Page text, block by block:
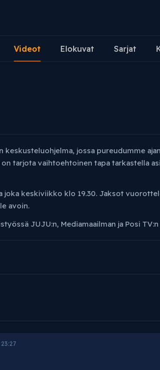
Videot Elokuvat Sarjat
keskusteluohjelma, jossa pureudumme
tarjota vaihtoehtoinen tapa tarkastella
joka keskiviikko klo 19.30. Jaksot
avoin.
JUJU:n, Mediamaailman ja Posi TV:n